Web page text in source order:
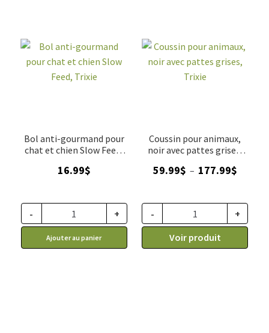
Bol anti-gourmand pour
chat et chien Slow Feed,
16.99$
- +
Ajouter au panier
Coussin pour animaux,
noir avec pattes grises,
59.99$ – 177.99$Plage
59.99$
à
177.99$
-
+
Voir produit